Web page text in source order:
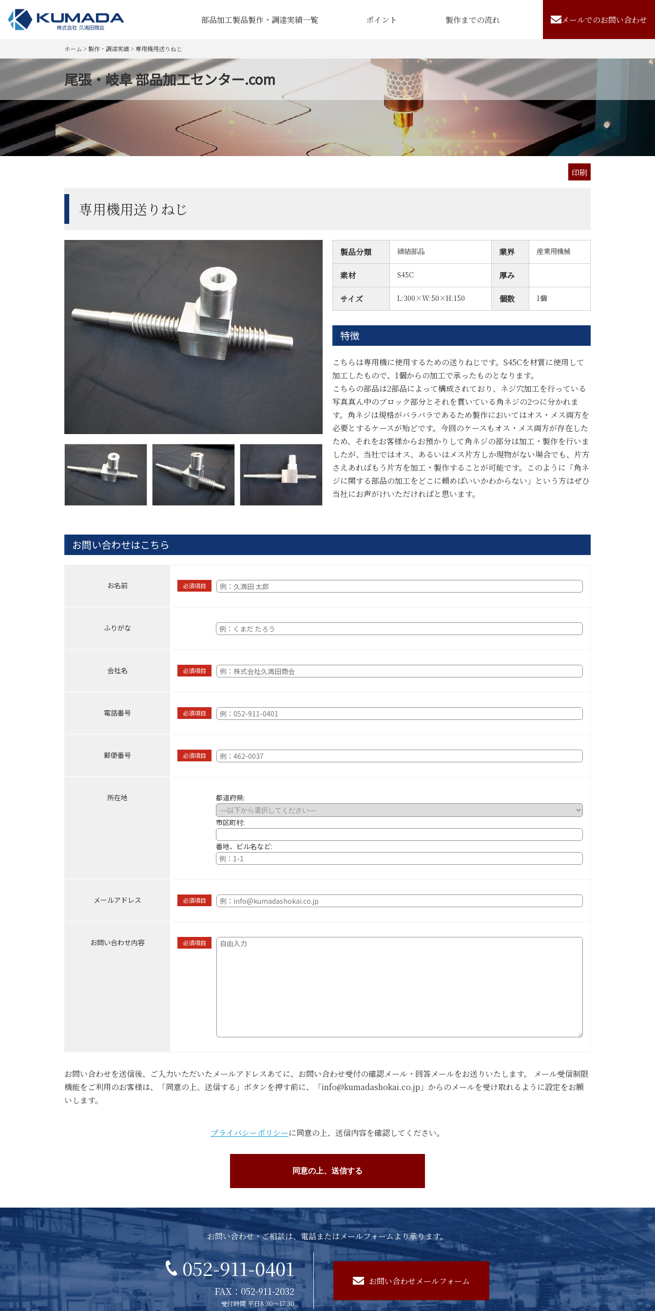
部品加工製品製作・調達実績一覧 ポイント 製作までの流れ メールでのお問い合わせ
ホーム > 製作・調達実績> 専用機用送りねじ
尾張・岐阜 部品加工センター.com
印刷
専用機用送りねじ
製品分類 締結部品 業界 産業用機械
素材 S45C 厚み
サイズ L:300×W:50×H:150 個数 1個
特徴
こちらは専用機に使用するための送りねじです。S45Cを材質に使用して
加工したもので、1個からの加工で承ったものとなります。
こちらの部品は2部品によって構成されており、ネジ穴加工を行っている
写真真ん中のブロック部分とそれを貫いている角ネジの2つに分かれま
す。角ネジは規格がバラバラであるため製作においてはオス・メス両方を
必要とするケースが殆どです。今回のケースもオス・メス両方が存在した
ため、それをお客様からお預かりして角ネジの部分は加工・製作を行いま
したが、当社ではオス、あるいはメス片方しか現物がない場合でも、片方
さえあればもう片方を加工・製作することが可能です。このように「角ネ
ジに関する部品の加工をどこに頼めばいいかわからない」という方はぜひ
当社にお声がけいただければと思います。
お問い合わせはこちら
お名前 必須項目
ふりがな
会社名 必須項目
電話番号 必須項目
郵便番号 必須項目
所在地 都道府県:
市区町村:
番地、ビル名など:
メールアドレス 必須項目
お問い合わせ内容 必須項目
お問い合わせを送信後、ご入力いただいたメールアドレスあてに、お問い合わせ受付の確認メール・回答メールをお送りいたします。 メール受信制限
機能をご利用のお客様は、「同意の上、送信する」ボタンを押す前に、「info@kumadashokai.co.jp」からのメールを受け取れるように設定をお願
いします。
プライバシーポリシーに同意の上、送信内容を確認してください。
お問い合わせ・ご相談は、電話またはメールフォームより承ります。
052-911-0401
FAX：052-911-2032
受付時間 平日8:30～17:30
お問い合わせメールフォーム